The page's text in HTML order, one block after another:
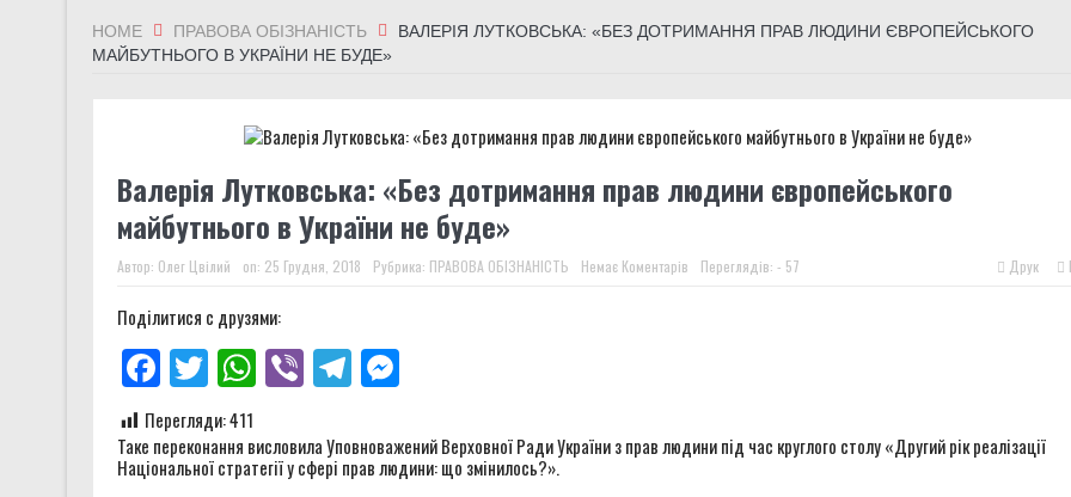
НОВИНИ
HOME ПРАВОВА ОБІЗНАНІСТЬ
ВАЛЕРІЯ ЛУТКОВСЬКА: «БЕЗ ДОТРИМАННЯ ПРАВ ЛЮДИНИ ЄВРОПЕЙСЬКОГО
МАЙБУТНЬОГО В УКРАЇНИ НЕ БУДЕ»
Валерія Лутковська: «Без дотримання прав людини європейського
майбутнього в України не буде»
Автор: Олег Цвілий on: 25 Грудня, 2018 Рубрика: ПРАВОВА ОБІЗНАНІСТЬ Немає Коментарів Переглядів: - 57 Друк
Поділитися с друзями:
Facebook
TwitterWhatsApp
ViberTelegramMessenger
Перегляди:411
Таке переконання висловила Уповноважений Верховної Ради України з прав людини під час круглого столу «Другий рік реалізації
Національної стратегії у сфері прав людини: що змінилось?».